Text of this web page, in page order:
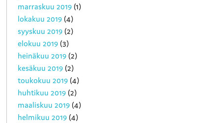
marraskuu 2019 (1)
lokakuu 2019 (4)
syyskuu 2019 (2)
elokuu 2019 (3)
heinäkuu 2019 (2)
kesäkuu 2019 (2)
toukokuu 2019 (4)
huhtikuu 2019 (2)
maaliskuu 2019 (4)
helmikuu 2019 (4)